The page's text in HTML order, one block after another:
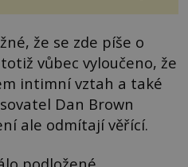
že se zde píše o
vůbec vyloučeno, že
intimní vztah a také
Dan Brown
ale odmítají věřící.